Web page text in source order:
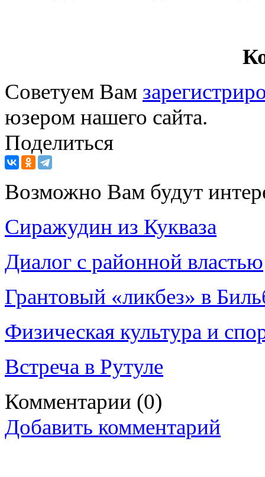
Советуем Вам
юзером нашего сайта.
Поделиться
Возможно Вам будут
Сиражудин из Кукваза
Диалог с районной властью
Грантовый «ликбез» в
Физическая культура и
Встреча в Рутуле
Комментарии (0)
Добавить комментарий